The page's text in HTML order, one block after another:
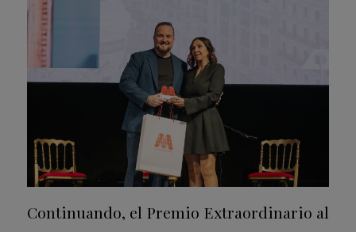
Continuando, el Premio Extraordinario al